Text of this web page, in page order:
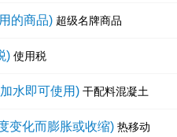
的商品) 超级名牌商品
) 使用税
水即可使用) 干配料混凝土
变化而膨胀或收缩) 热移动